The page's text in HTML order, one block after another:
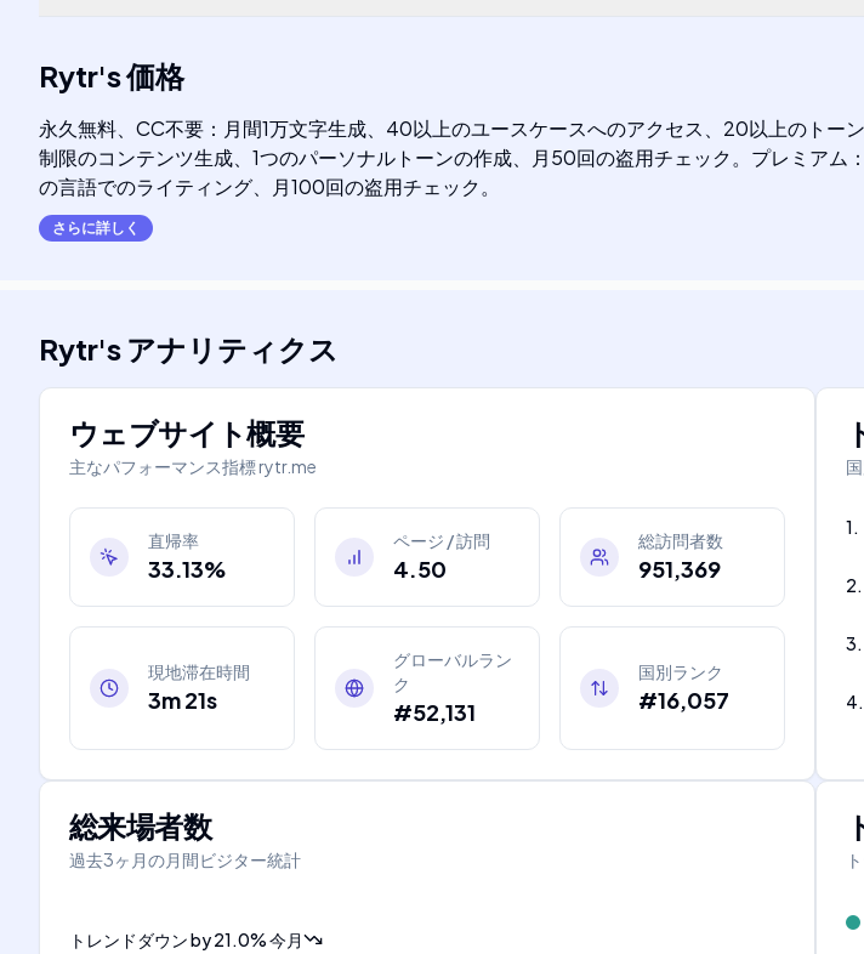
Rytr's価格
永久無料、CC不要：月間1万文字生成、40以上のユースケースへのアクセス、20以上のト
制限のコンテンツ生成、1つのパーソナルトーンの作成、月50回の盗用チェック。プレミア
の言語でのライティング、月100回の盗用チェック。
さらに詳しく
Rytr's アナリティクス
ウェブサイト概要
主なパフォーマンス指標rytr.me
直帰率
33.13%
ページ / 訪問
4.50
総訪問者数
951,369
現地滞在時間
3m 21s
グローバルラン
ク
#52,131
国別ランク
#16,057
1.
2.
3.
4.
総来場者数
過去3ヶ月の月間ビジター統計
トレンドダウンby21.0%今月